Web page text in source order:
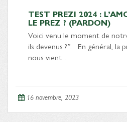
TEST PREZI 2024 :
LE PREZ ? (PARDON)
Voici venu le moment de
ils devenus ?”. En général, la
nous vient…
16 novembre, 2023